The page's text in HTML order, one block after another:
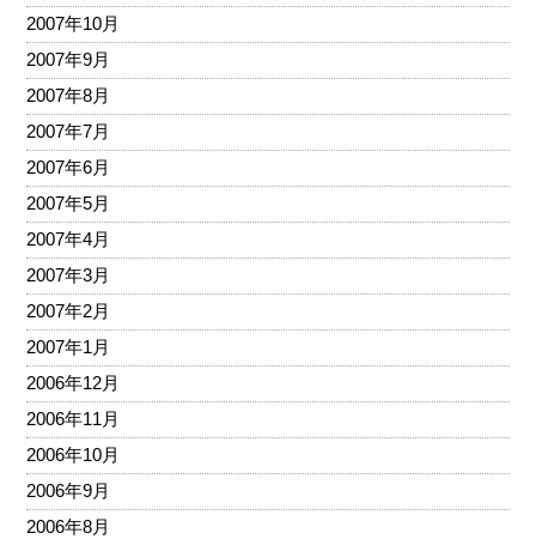
2007年10月
2007年9月
2007年8月
2007年7月
2007年6月
2007年5月
2007年4月
2007年3月
2007年2月
2007年1月
2006年12月
2006年11月
2006年10月
2006年9月
2006年8月